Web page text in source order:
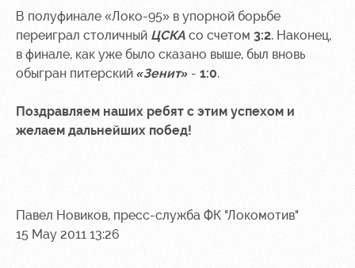
В полуфинале «Локо-95» в упорной борьбе
переиграл столичный ЦСКА со счетом 3:2. Наконец,
в финале, как уже было сказано выше, был вновь
обыгран питерский «Зенит» - 1:0.
Поздравляем наших ребят с этим успехом и
желаем дальнейших побед!
Павел Новиков, пресс-служба ФК "Локомотив"
15 May 2011 13:26